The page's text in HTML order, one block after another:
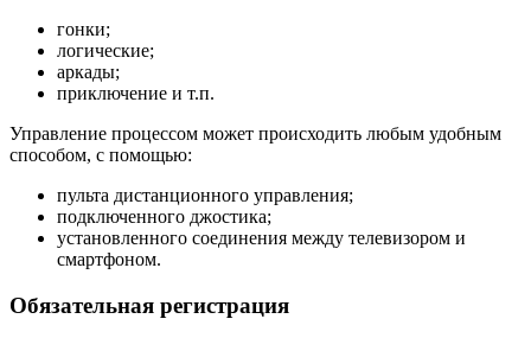
гонки;
логические;
аркады;
приключение и т.п.
Управление процессом может происходить любым удобным
способом, с помощью:
пульта дистанционного управления;
подключенного джостика;
установленного соединения между телевизором и
смартфоном.
Обязательная регистрация